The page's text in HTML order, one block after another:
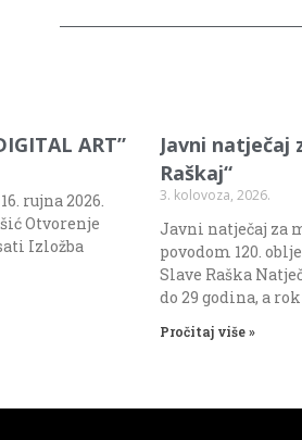
ART”
rujna 2026.
Otvorenje
Izložba
Javni natječaj
Raškaj“
3. kolovoza, 2026.
Javni natječaj za
povodom 120.
Slave Raška
do 29 godina, a
Pročitaj više »